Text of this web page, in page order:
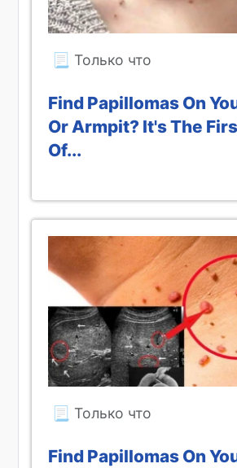
Find Papillomas On
Or Armpit? It's The
Of...
Find Papillomas On